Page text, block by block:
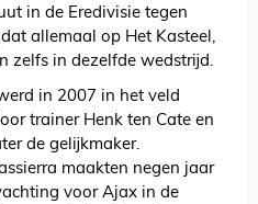
in de Eredivisie tegen
allemaal op Het Kasteel,
zelfs in dezelfde wedstrijd.
in 2007 in het veld
trainer Henk ten Cate en
de gelijkmaker.
maakten negen jaar
voor Ajax in de